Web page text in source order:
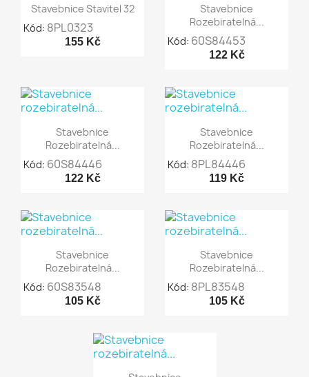
 Rychlý náhled
Stavebnice Stavitel 32
Kód: 8PL0323
155 Kč
Rychlý náhled
Stavebnice
Rozebiratelná...
Kód: 60S84453
122 Kč
Rychlý náhled
Stavebnice
Rozebiratelná...
Kód: 60S84446
122 Kč
Rychlý náhled
Stavebnice
Rozebiratelná...
Kód: 8PL84446
119 Kč
Rychlý náhled
Stavebnice
Rozebiratelná...
Kód: 60S83548
105 Kč
Rychlý náhled
Stavebnice
Rozebiratelná...
Kód: 8PL83548
105 Kč